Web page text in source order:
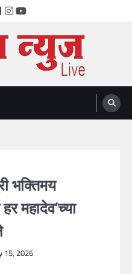
Instagram
YouTube
भक्तिमय
महादेव’च्या
15, 2026